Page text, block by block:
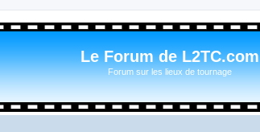
Le Forum de L2TC.com
Forum sur les lieux de tournage